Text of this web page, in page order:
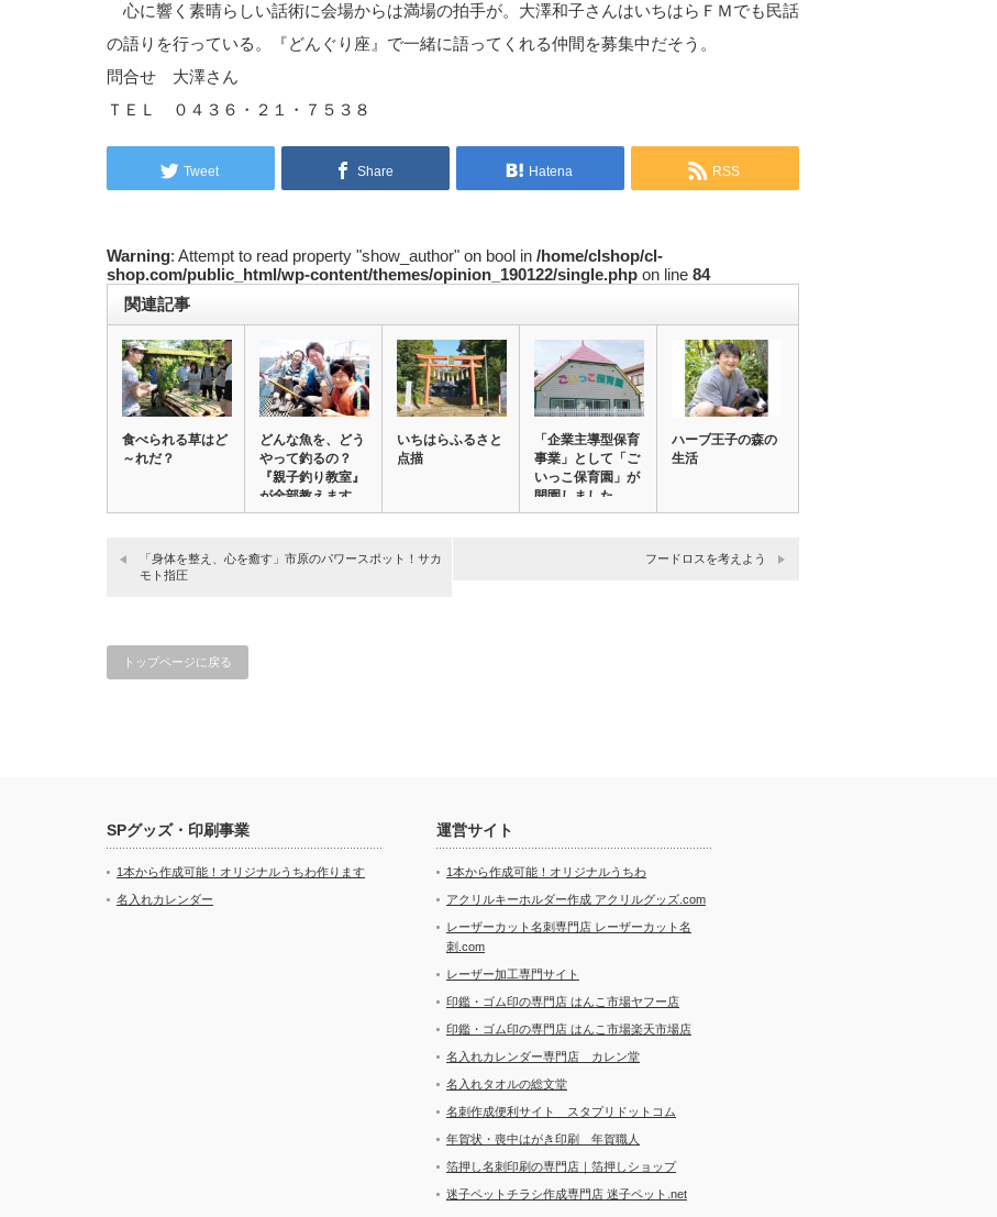
心に響く素晴らしい話術に会場からは満場の拍手が。大澤和子さんはいちはらＦＭでも民話
の語りを行っている。『どんぐり座』で一緒に語ってくれる仲間を募集中だそう。
問合せ 大澤さん
ＴＥＬ ０４３６・２１・７５３８
Tweet Share Hatena RSS
Warning: Attempt to read property "show_author" on bool in /home/clshop/cl-
shop.com/public_html/wp-content/themes/opinion_190122/single.php on line 84
関連記事
食べられる草はど
～れだ？
どんな魚を、どう
やって釣るの？
『親子釣り教室』
が全部教えます
いちはらふるさと
点描
「企業主導型保育
事業」として「ご
いっこ保育園」が
開園しました
ハーブ王子の森の
生活
「身体を整え、心を癒す」市原のパワースポット！サカ
モト指圧
フードロスを考えよう
トップページに戻る
SPグッズ・印刷事業
1本から作成可能！オリジナルうちわ作ります
名入れカレンダー
運営サイト
1本から作成可能！オリジナルうちわ
アクリルキーホルダー作成 アクリルグッズ.com
レーザーカット名刺専門店 レーザーカット名
刺.com
レーザー加工専門サイト
印鑑・ゴム印の専門店 はんこ市場ヤフー店
印鑑・ゴム印の専門店 はんこ市場楽天市場店
名入れカレンダー専門店 カレン堂
名入れタオルの総文堂
名刺作成便利サイト スタプリドットコム
年賀状・喪中はがき印刷 年賀職人
箔押し名刺印刷の専門店｜箔押しショップ
迷子ペットチラシ作成専門店 迷子ペット.net